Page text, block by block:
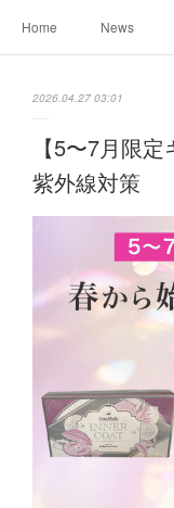
Home News
2026.04.27 03:01
【5〜7月限
紫外線対策